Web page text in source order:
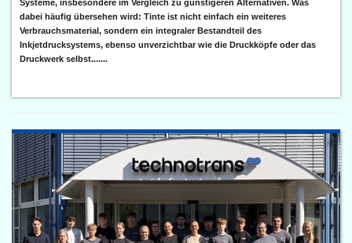
Systeme, insbesondere im Vergleich zu günstigeren Alternativen. Was
dabei häufig übersehen wird: Tinte ist nicht einfach ein weiteres
Verbrauchsmaterial, sondern ein integraler Bestandteil des
Inkjetdrucksystems, ebenso unverzichtbar wie die Druckköpfe oder das
Druckwerk selbst.......